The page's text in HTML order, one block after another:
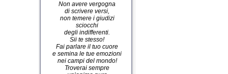
Non avere vergogna
di scrivere versi,
non temere i giudizi
sciocchi
degli indifferenti.
Sii te stesso!
Fai parlare il tuo cuore
e semina le tue emozioni
nei campi del mondo!
Troverai sempre